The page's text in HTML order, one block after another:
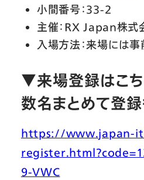
小間番号：33-2
主催：RX Japan株式
入場方法：来場には事
▼来場登録はこ
数名まとめて登録
https://www.japan-
9-VWC